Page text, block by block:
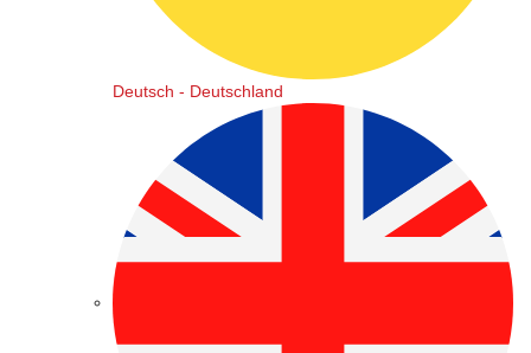
Deutsch - Deutschland